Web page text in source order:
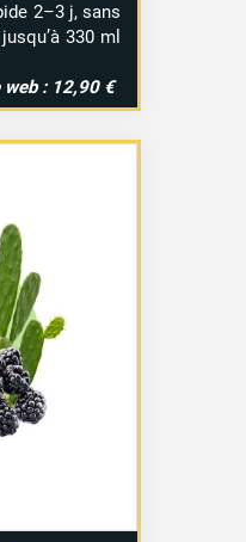
2–3 j, sans
330 ml
: 12,90 €